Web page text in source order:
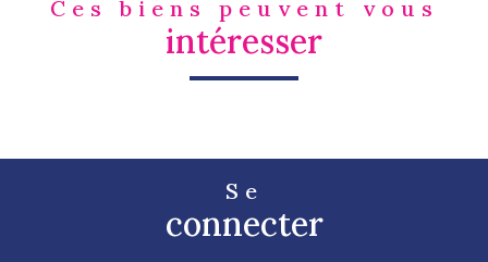
Ces biens peuvent vous
intéresser
Se
connecter